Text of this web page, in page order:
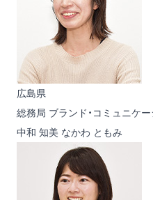
広島県
総務局 ブランド・コミュニケ
中和 知美 なかわ ともみ